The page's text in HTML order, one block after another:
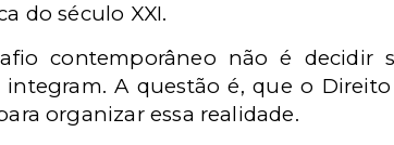
do século XXI.
contemporâneo não é
A questão é, que o
organizar essa realidade.